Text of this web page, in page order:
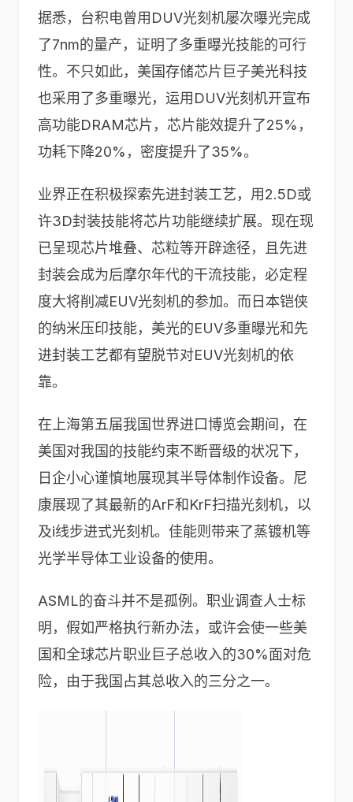
据悉，台积电曾用DUV光刻机屡次曝光完成
了7nm的量产，证明了多重曝光技能的可行
性。不只如此，美国存储芯片巨子美光科技
也采用了多重曝光，运用DUV光刻机开宣布
高功能DRAM芯片，芯片能效提升了25%，
功耗下降20%，密度提升了35%。
业界正在积极探索先进封装工艺，用2.5D或
许3D封装技能将芯片功能继续扩展。现在现
已呈现芯片堆叠、芯粒等开辟途径，且先进
封装会成为后摩尔年代的干流技能，必定程
度大将削减EUV光刻机的参加。而日本铠侠
的纳米压印技能，美光的EUV多重曝光和先
进封装工艺都有望脱节对EUV光刻机的依
靠。
在上海第五届我国世界进口博览会期间，在
美国对我国的技能约束不断晋级的状况下，
日企小心谨慎地展现其半导体制作设备。尼
康展现了其最新的ArF和KrF扫描光刻机，以
及i线步进式光刻机。佳能则带来了蒸镀机等
光学半导体工业设备的使用。
ASML的奋斗并不是孤例。职业调查人士标
明，假如严格执行新办法，或许会使一些美
国和全球芯片职业巨子总收入的30%面对危
险，由于我国占其总收入的三分之一。